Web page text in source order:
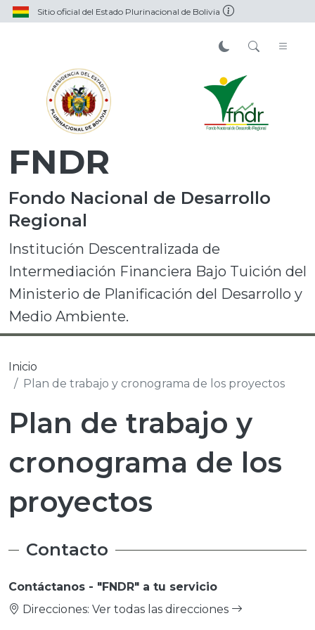
Sitio oficial del Estado Plurinacional de Bolivia
FNDR
Fondo Nacional de Desarrollo
Regional
Institución Descentralizada de
Intermediación Financiera Bajo Tuición del
Ministerio de Planificación del Desarrollo y
Medio Ambiente.
Inicio
Plan de trabajo y cronograma de los proyectos
Plan de trabajo y
cronograma de los
proyectos
Contacto
Contáctanos - "FNDR" a tu servicio
Direcciones: Ver todas las direcciones